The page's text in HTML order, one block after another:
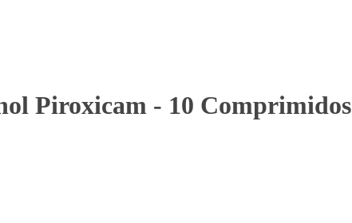
Piroxicam - 10 Comprimidos